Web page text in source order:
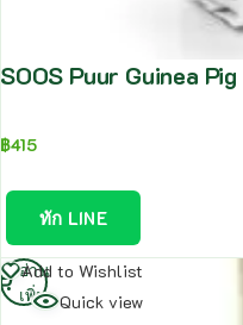
SOOS Puur Guinea
฿415
ทัก LINE
Add to Wishlist
Quick view
อ่าน
เพิ่ม